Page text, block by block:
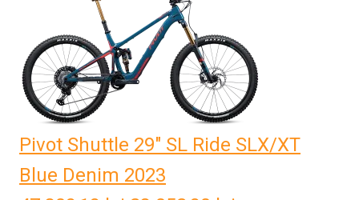
Pivot Shuttle 29" SL Ride SLX/XT
Blue Denim 2023